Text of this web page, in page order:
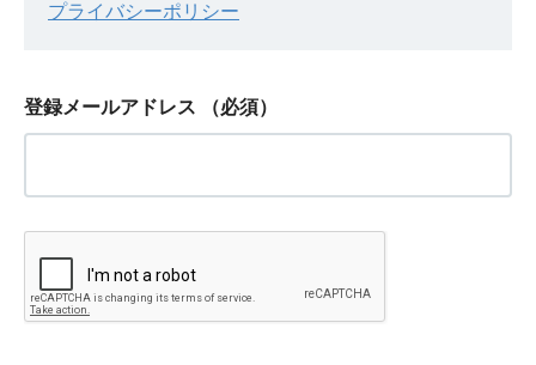
プライバシーポリシー
登録メールアドレス （必須）